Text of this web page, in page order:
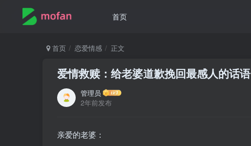
首页
首页 恋爱情感 正文
爱情救赎：给老婆道歉挽回最感人的话语
管理员
2年前发布
亲爱的老婆：